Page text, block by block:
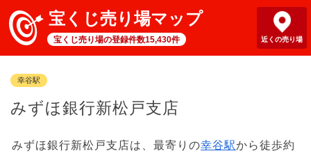
宝くじ売り場マップ
宝くじ売り場の登録件数15,430件 近くの売り場
幸谷駅
みずほ銀行新松戸支店
みずほ銀行新松戸支店は、最寄りの幸谷駅から徒歩約